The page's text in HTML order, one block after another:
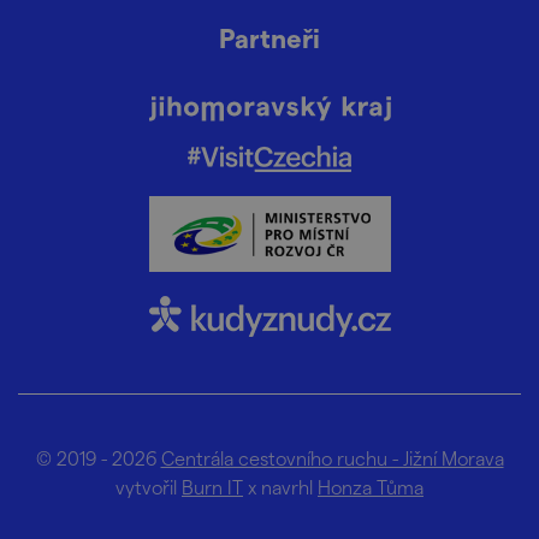
Partneři
© 2019 - 2026 Centrála cestovního ruchu - Jižní Morava
vytvořil Burn IT x navrhl Honza Tůma